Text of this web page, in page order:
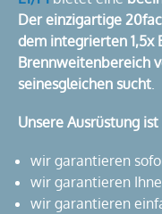
Der einzigartige
dem integrierten 1,5x
Brennweitenbereich
seinesgleichen sucht.
Unsere Ausrüstung
wir garantieren
wir garantieren
wir garantieren